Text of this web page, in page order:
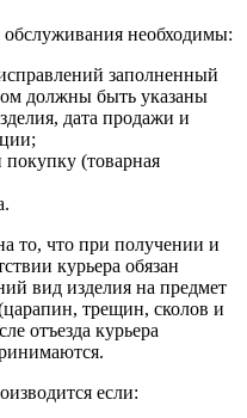
обслуживания необходимы:
заполненный
должны быть указаны
дата продажи и
(товарная
то, что при получении и
курьера обязан
вид изделия на предмет
трещин, сколов и
отъезда курьера
если: